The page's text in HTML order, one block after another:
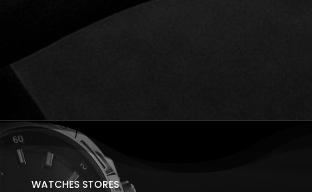
WATCHES STORES